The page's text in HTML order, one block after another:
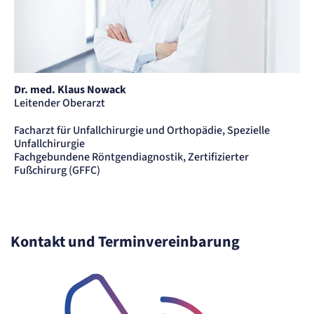
Dr. med. Klaus Nowack
Leitender Oberarzt
Facharzt für Unfallchirurgie und Orthopädie, Spezielle
Unfallchirurgie
Fachgebundene Röntgendiagnostik, Zertifizierter
Fußchirurg (GFFC)
Kontakt und Terminvereinbarung
etracker Analytics
Name:
Anbieter:
etracker GmbH
Zweck:
Es erlaubt eTracker Cookies zu setzen.
Name:
etracker GmbH
Erkennung, ob bei dem Besucher die Scrolltiefe gemessen wird.